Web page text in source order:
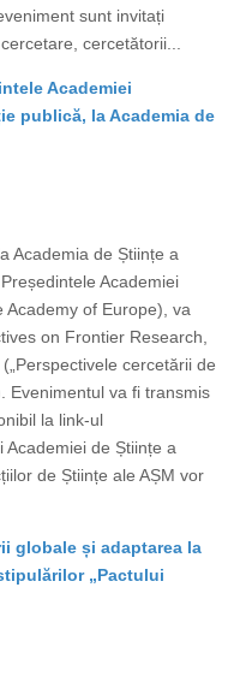
sunt invitați
cercetătorii...
Academiei
publică, la Academia de
Academia de Științe a
Academiei
of Europe), va
on Frontier Research,
cercetării de
Evenimentul va fi transmis
la link-ul
Academiei de Științe a
de Științe ale AȘM vor
globale și adaptarea la
„Pactului